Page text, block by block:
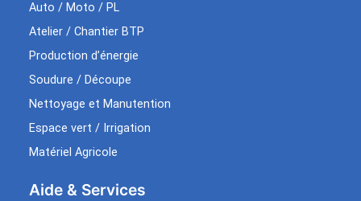
Auto / Moto / PL
Atelier / Chantier BTP
Production d’énergie
Soudure / Découpe
Nettoyage et Manutention
Espace vert / Irrigation
Matériel Agricole
Aide & Services​